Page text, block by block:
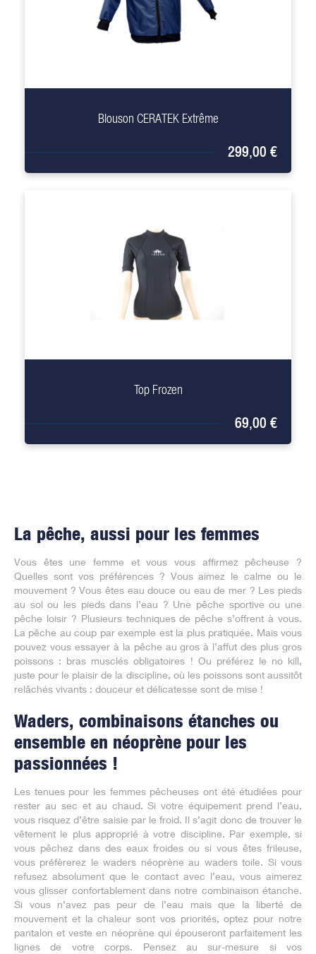
+
Blouson CERATEK Extrême
299,00 €
+
Top Frozen
69,00 €
La pêche, aussi pour les femmes
Vous êtes une femme et vous vous affirmez pêcheuse ?
Quelles sont vos préférences ? Vous aimez le calme ou le
mouvement ? Vous êtes eau douce ou eau de mer ? Les pieds
au sol ou les pieds dans l’eau ? Une pêche sportive ou une
pêche loisir ? Plusieurs techniques de pêche s’offrent à vous.
La pêche au coup par exemple est la plus pratiquée. Mais vous
pouvez vous essayer à la pêche au gros à l’affut des plus gros
poissons : bras musclés obligatoires ! Ou préférez le no kill,
juste pour le plaisir de la discipline, où les poissons sont aussitôt
relâchés vivants : douceur et délicatesse sont de mise !
Waders, combinaisons étanches ou
ensemble en néoprène pour les
passionnées !
Les tenues pour les femmes pêcheuses ont été étudiées pour
rester au sec et au chaud. Si votre équipement prend l’eau,
vous risquez d’être saisie par le froid. Il s’agit donc de trouver le
vêtement le plus approprié à votre discipline. Par exemple, si
vous pêchez dans des eaux froides ou si vous êtes frileuse,
vous préfèrerez le waders néoprène au waders toile. Si vous
refusez absolument que le contact avec l’eau, vous aimerez
vous glisser confortablement dans notre combinaison étanche.
Si vous n’avez pas peur de l’eau mais que la liberté de
mouvement et la chaleur sont vos priorités, optez pour notre
pantalon et veste en néoprène qui épouseront parfaitement les
lignes de votre corps. Pensez au sur-mesure si vos